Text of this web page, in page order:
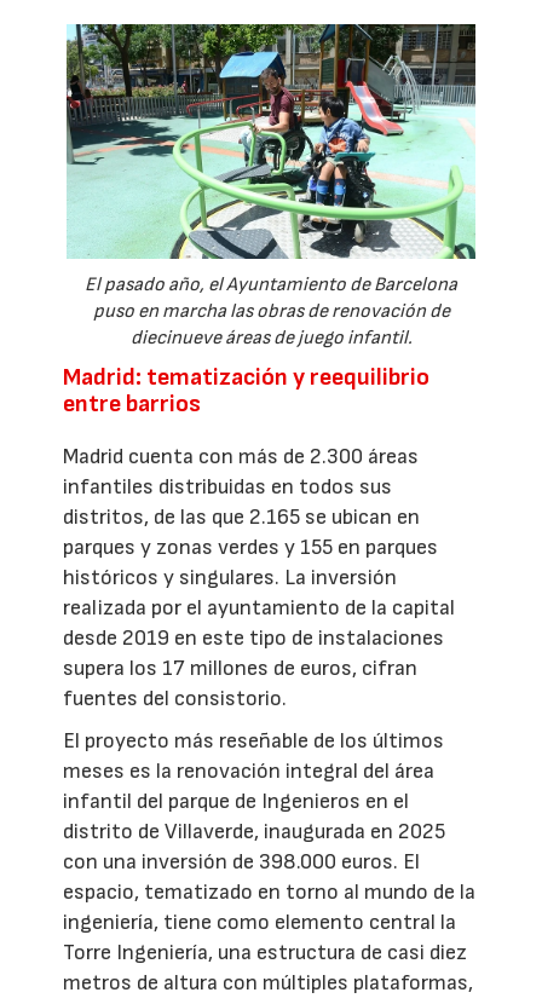
El pasado año, el Ayuntamiento de Barcelona
puso en marcha las obras de renovación de
diecinueve áreas de juego infantil.
Madrid: tematización y reequilibrio
entre barrios
Madrid cuenta con más de 2.300 áreas
infantiles distribuidas en todos sus
distritos, de las que 2.165 se ubican en
parques y zonas verdes y 155 en parques
históricos y singulares. La inversión
realizada por el ayuntamiento de la capital
desde 2019 en este tipo de instalaciones
supera los 17 millones de euros, cifran
fuentes del consistorio.
El proyecto más reseñable de los últimos
meses es la renovación integral del área
infantil del parque de Ingenieros en el
distrito de Villaverde, inaugurada en 2025
con una inversión de 398.000 euros. El
espacio, tematizado en torno al mundo de la
ingeniería, tiene como elemento central la
Torre Ingeniería, una estructura de casi diez
metros de altura con múltiples plataformas,